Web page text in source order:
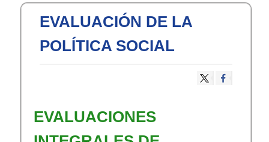
EVALUACIÓN DE LA
POLÍTICA SOCIAL
EVALUACIONES